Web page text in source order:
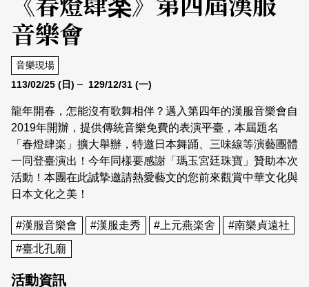
音樂會
音樂現場
113/02/25 (日) 129/12/31 (一)
龍年開春，怎能沒有歌舞相伴？邁入第四年的漢服音樂會自
2019年開辦，提供傳統音樂免費的表演平臺，本屆題名
「春燈肆楽」擴大舉辦，特邀日本舞踊、三味線等演藝團體
一同登臺演出！今年同樣要感謝「瑪玉宮廷珠寶」贊助本次
活動！本團在此誠摯邀請熱愛藝文的您前來觀賞中華文化與
日本文化之美！
#漢服音樂會 #漢服走秀 #上元燕楽舍
#南樂貞遠社
#臺北孔廟
活動資訊